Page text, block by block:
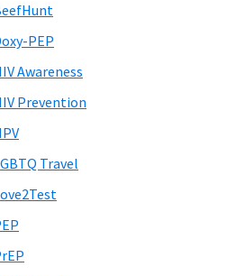
PEP
Awareness
Prevention
Travel